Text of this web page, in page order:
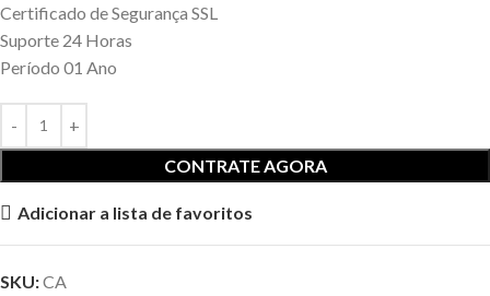
Certificado de Segurança SSL
Suporte 24 Horas
Período 01 Ano
CONTRATE AGORA
Adicionar a lista de favoritos
SKU:CA